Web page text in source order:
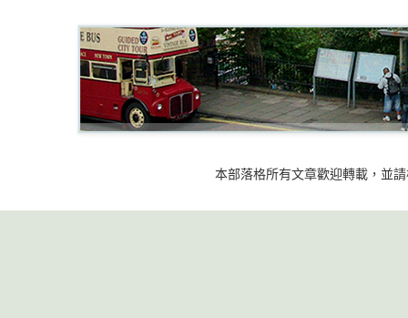
本部落格所有文章歡迎轉載，並